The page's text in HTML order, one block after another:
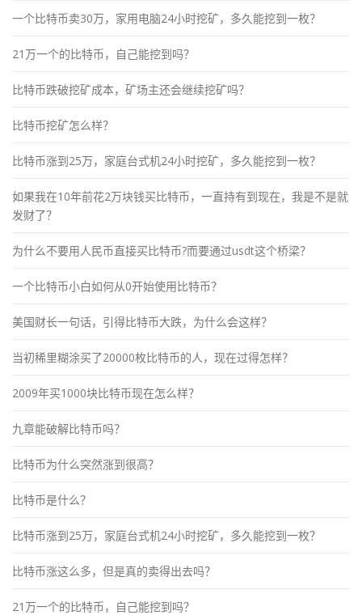
一个比特币卖30万，家用电脑24小时挖矿，多久能挖到一枚？
21万一个的比特币，自己能挖到吗？
比特币跌破挖矿成本，矿场主还会继续挖矿吗？
比特币挖矿怎么样？
比特币涨到25万，家庭台式机24小时挖矿，多久能挖到一枚？
如果我在10年前花2万块钱买比特币，一直持有到现在，我是不是就
发财了？
为什么不要用人民币直接买比特币?而要通过usdt这个桥梁？
一个比特币小白如何从0开始使用比特币？
美国财长一句话，引得比特币大跌，为什么会这样？
当初稀里糊涂买了20000枚比特币的人，现在过得怎样？
2009年买1000块比特币现在怎么样？
九章能破解比特币吗？
比特币为什么突然涨到很高？
比特币是什么？
比特币涨到25万，家庭台式机24小时挖矿，多久能挖到一枚？
比特币涨这么多，但是真的卖得出去吗？
21万一个的比特币，自己能挖到吗？